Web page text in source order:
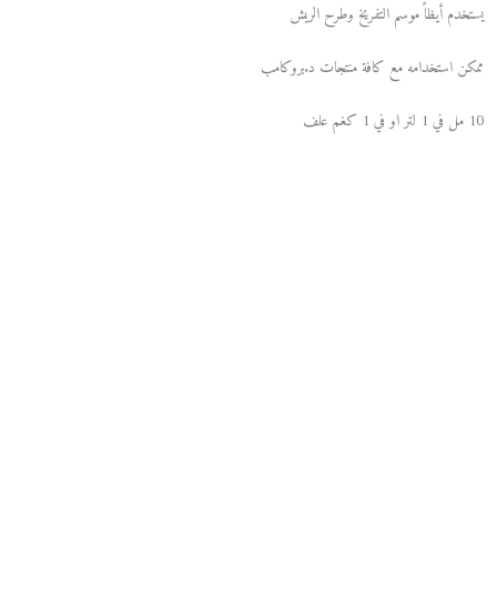
يستخدم أيظاً موسم التفريخ وطرح الريش
ممكن استخدامه مع كافة منتجات د.بروكامب
10 مل في 1 لتر او في 1 كغم علف